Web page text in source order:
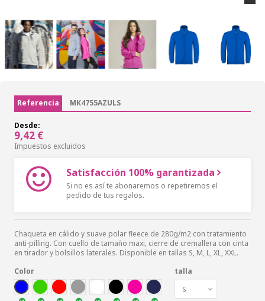
Referencia MK4755AZULS
Desde:
9,42 €
Impuestos excluidos
Satisfacción 100% garantizada
Si no es así te abonaremos o repetiremos el
pedido de tus regalos.
Chaqueta en cálido y suave polar fleece de 280g/m2 con tratamiento
anti-pilling. Con cuello de tamaño maxi, cierre de cremallera con cinta
en tirador y bolsillos laterales. Disponible en tallas S, M, L, XL, XXL.
Color
AZUL
VER ROJ GRI BLA NEG FUCSI MAR
talla